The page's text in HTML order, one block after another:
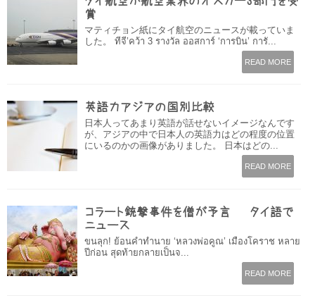
賞
マティチョン紙にタイ航空のニュースが載っていま
した。 ทีจี’คว้า 3 รางวัล ออสการ์ ‘การบิน’ การั...
READ MORE
英語力アジアの国別比較
日本人ってあまり英語が話せないイメージなんです
が、アジアの中で日本人の英語力はどの程度の位置
にいるのかの画像がありました。 日本はどの...
READ MORE
コラート銃撃事件を僧が予言 – タイ語で
ニュース
ขนลุก! ย้อนคำทำนาย ‘หลวงพ่อคูณ’ เมืองโคราช หลาย
ปีก่อน สุดท้ายกลายเป็นจ...
READ MORE